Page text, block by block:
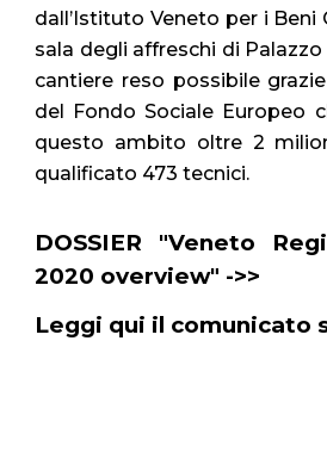
dall’Istituto Veneto per i Beni
sala degli affreschi di
cantiere reso possibile
del Fondo Sociale Europeo
questo ambito oltre 2
qualificato 473 tecnici.
DOSSIER "Veneto
2020 overview" ->>
Leggi qui il comunicato